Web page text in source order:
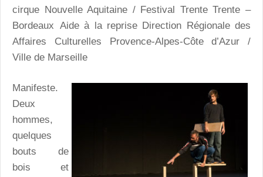
cirque Nouvelle Aquitaine / Festival Trente Trente –
Bordeaux Aide à la reprise Direction Régionale des
Affaires Culturelles Provence-Alpes-Côte d’Azur /
Ville de Marseille
Manifeste.
Deux
hommes,
quelques
bouts de
bois et